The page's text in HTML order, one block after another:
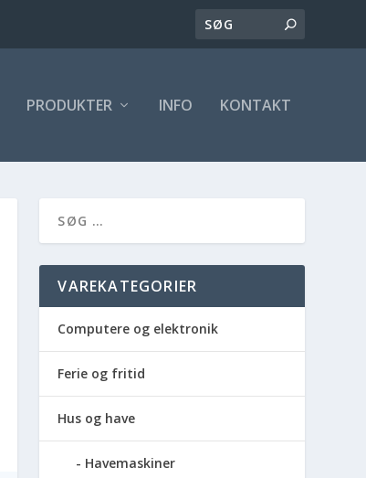
PRODUKTER INFO KONTAKT
VAREKATEGORIER
Computere og elektronik
Ferie og fritid
Hus og have
Havemaskiner